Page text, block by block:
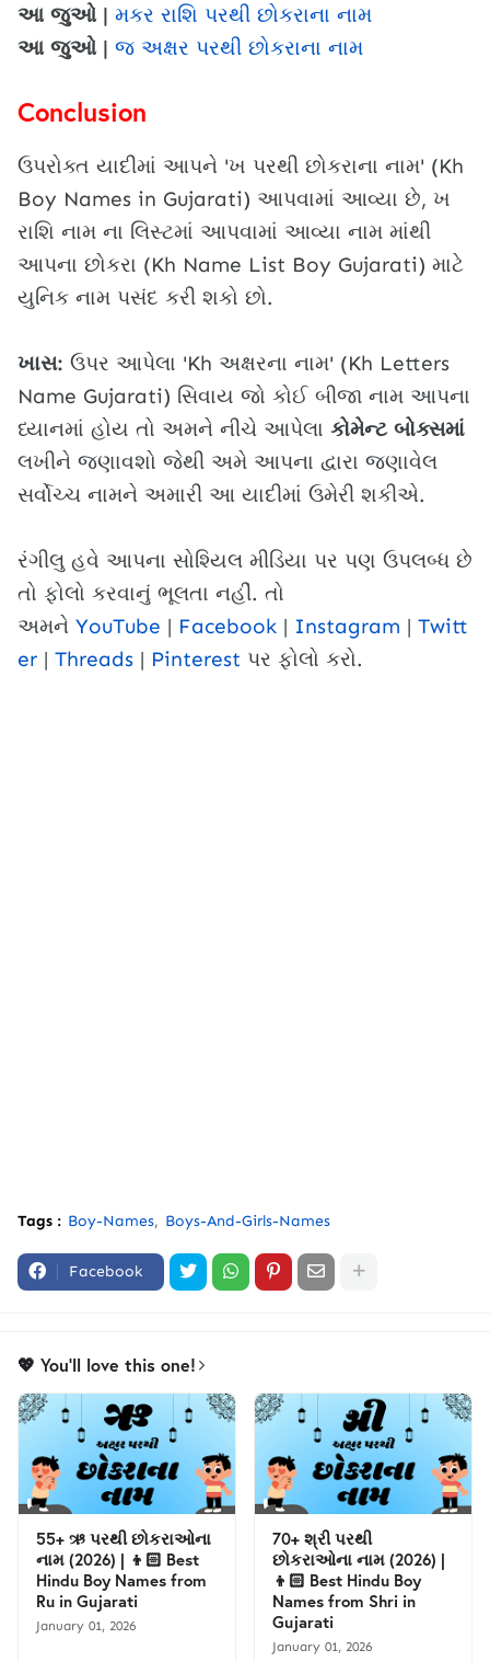
આ જુઓ | મકર રાશિ પરથી છોકરાના નામ
આ જુઓ | જ અક્ષર પરથી છોકરાના નામ
Conclusion
ઉપરોક્ત યાદીમાં આપને 'ખ પરથી છોકરાના નામ' (Kh
Boy Names in Gujarati) આપવામાં આવ્યા છે, ખ
રાશિ નામ ના લિસ્ટમાં આપવામાં આવ્યા નામ માંથી
આપના છોકરા (Kh Name List Boy Gujarati) માટે
યુનિક નામ પસંદ કરી શકો છો.
ખાસ: ઉપર આપેલા 'Kh અક્ષરના નામ' (Kh Letters
Name Gujarati) સિવાય જો કોઈ બીજા નામ આપના
ધ્યાનમાં હોય તો અમને નીચે આપેલા કોમેન્ટ બોક્સમાં
લખીને જણાવશો જેથી અમે આપના દ્વારા જણાવેલ
સર્વોચ્ચ નામને અમારી આ યાદીમાં ઉમેરી શકીએ.
રંગીલુ હવે આપના સોશ્યિલ મીડિયા પર પણ ઉપલબ્ધ છે
તો ફોલો કરવાનું ભૂલતા નહીં. તો
અમને YouTube | Facebook | Instagram | Twitt
er | Threads | Pinterest પર ફોલો કરો.
Tags : Boy-Names Boys-And-Girls-Names
Facebook
💖 You'll love this one!
55+ ઋ પરથી છોકરાઓના
નામ (2026) | 👦🏻 Best
Hindu Boy Names from
Ru in Gujarati
January 01, 2026
70+ શ્રી પરથી
છોકરાઓના નામ (2026) |
👦🏻 Best Hindu Boy
Names from Shri in
Gujarati
January 01, 2026